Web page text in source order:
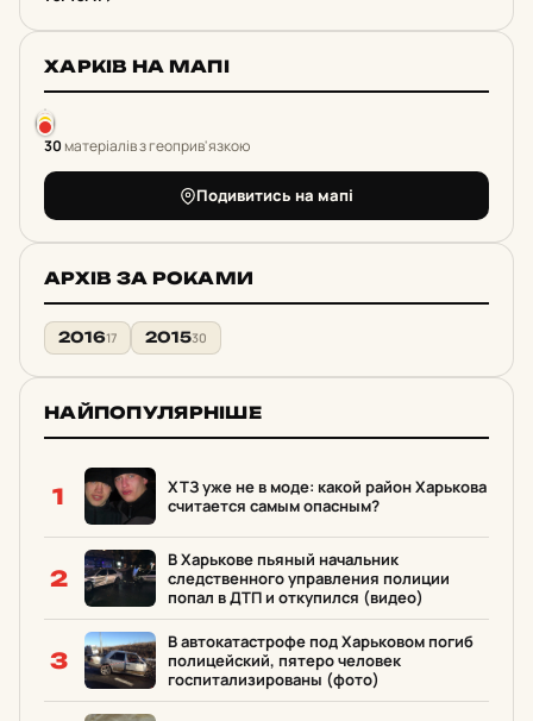
ХАРКІВ НА МАПІ
30матеріалів з геоприв'язкою
Подивитись на мапі
АРХІВ ЗА РОКАМИ
201617 201530
НАЙПОПУЛЯРНІШЕ
1
ХТЗ уже не в моде: какой район Харькова
считается самым опасным?
2
В Харькове пьяный начальник
следственного управления полиции
попал в ДТП и откупился (видео)
3
В автокатастрофе под Харьковом погиб
полицейский, пятеро человек
госпитализированы (фото)